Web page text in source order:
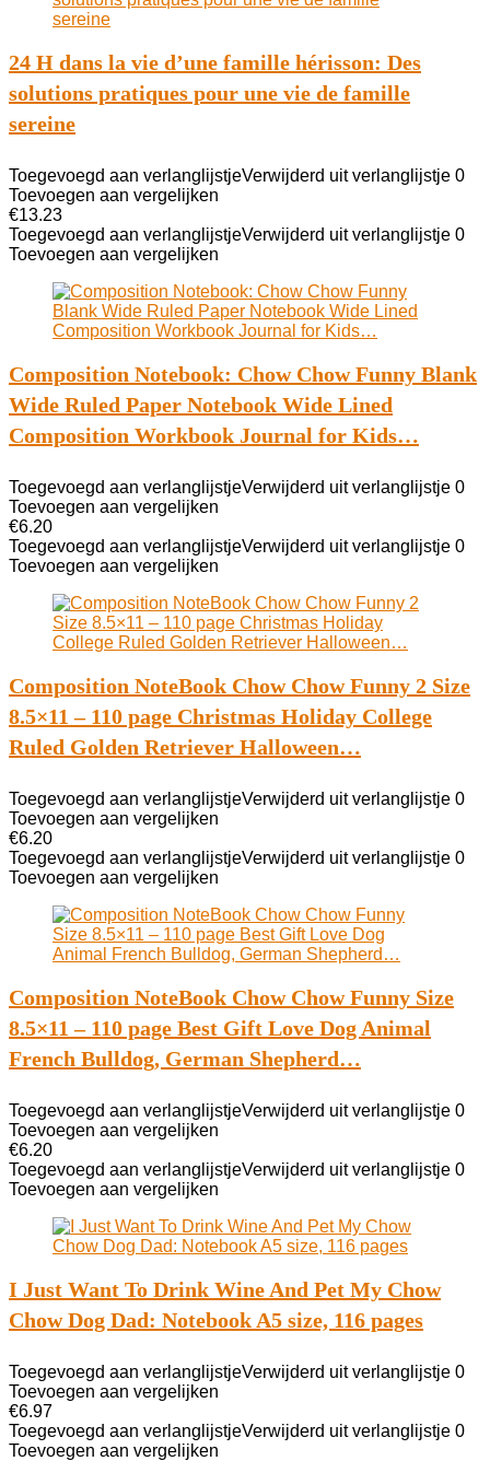
24 H dans la vie d’une famille hérisson: Des
solutions pratiques pour une vie de famille
sereine
Toegevoegd aan verlanglijstjeVerwijderd uit verlanglijstje 0
Toevoegen aan vergelijken
€13.23
Toegevoegd aan verlanglijstjeVerwijderd uit verlanglijstje 0
Toevoegen aan vergelijken
Composition Notebook: Chow Chow Funny Blank
Wide Ruled Paper Notebook Wide Lined
Composition Workbook Journal for Kids…
Toegevoegd aan verlanglijstjeVerwijderd uit verlanglijstje 0
Toevoegen aan vergelijken
€6.20
Toegevoegd aan verlanglijstjeVerwijderd uit verlanglijstje 0
Toevoegen aan vergelijken
Composition NoteBook Chow Chow Funny 2 Size
8.5×11 – 110 page Christmas Holiday College
Ruled Golden Retriever Halloween…
Toegevoegd aan verlanglijstjeVerwijderd uit verlanglijstje 0
Toevoegen aan vergelijken
€6.20
Toegevoegd aan verlanglijstjeVerwijderd uit verlanglijstje 0
Toevoegen aan vergelijken
Composition NoteBook Chow Chow Funny Size
8.5×11 – 110 page Best Gift Love Dog Animal
French Bulldog, German Shepherd…
Toegevoegd aan verlanglijstjeVerwijderd uit verlanglijstje 0
Toevoegen aan vergelijken
€6.20
Toegevoegd aan verlanglijstjeVerwijderd uit verlanglijstje 0
Toevoegen aan vergelijken
I Just Want To Drink Wine And Pet My Chow
Chow Dog Dad: Notebook A5 size, 116 pages
Toegevoegd aan verlanglijstjeVerwijderd uit verlanglijstje 0
Toevoegen aan vergelijken
€6.97
Toegevoegd aan verlanglijstjeVerwijderd uit verlanglijstje 0
Toevoegen aan vergelijken